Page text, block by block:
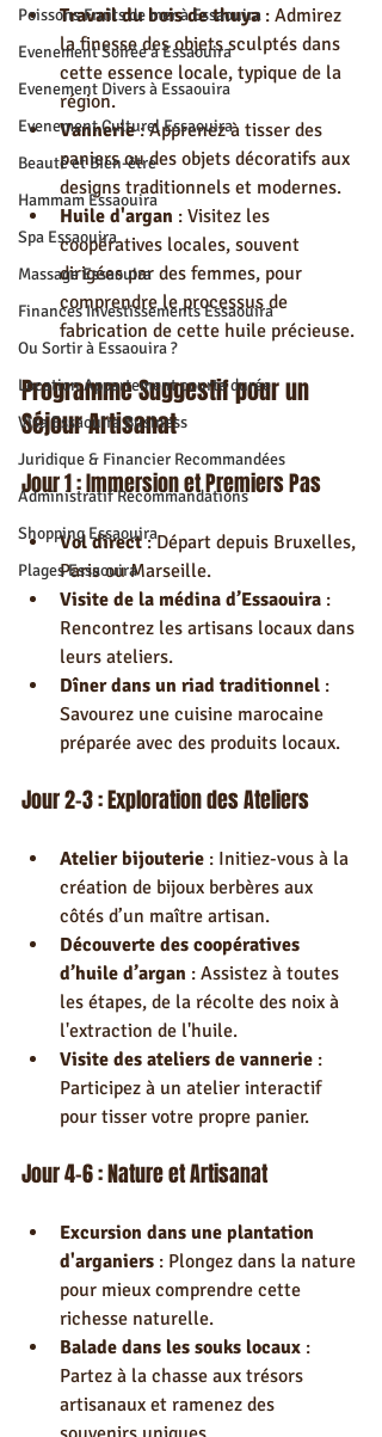
Poissons Fruits de mer à Essaouira
Evenement Soirée à Essaouira
Evenement Divers à Essaouira
Evenement Culturel Essaouira
Beauté et Bien-être
Hammam Essaouira
Spa Essaouira
Massage Essaouira
Finances Investissements Essaouira
Ou Sortir à Essaouira ?
Location Appartement courte durée
Visa Essaouira Business
Juridique & Financier Recommandées
Administratif Recommandations
Shopping Essaouira
Plages Essaouira
Travail du bois de thuya : Admirez
la finesse des objets sculptés dans
cette essence locale, typique de la
région.
Vannerie : Apprenez à tisser des
paniers ou des objets décoratifs aux
designs traditionnels et modernes.
Huile d'argan : Visitez les
coopératives locales, souvent
dirigées par des femmes, pour
comprendre le processus de
fabrication de cette huile précieuse.
Programme Suggestif pour un
Séjour Artisanat
Jour 1 : Immersion et Premiers Pas
Vol direct : Départ depuis Bruxelles,
Paris ou Marseille.
Visite de la médina d’Essaouira :
Rencontrez les artisans locaux dans
leurs ateliers.
Dîner dans un riad traditionnel :
Savourez une cuisine marocaine
préparée avec des produits locaux.
Jour 2-3 : Exploration des Ateliers
Atelier bijouterie : Initiez-vous à la
création de bijoux berbères aux
côtés d’un maître artisan.
Découverte des coopératives
d’huile d’argan : Assistez à toutes
les étapes, de la récolte des noix à
l'extraction de l'huile.
Visite des ateliers de vannerie :
Participez à un atelier interactif
pour tisser votre propre panier.
Jour 4-6 : Nature et Artisanat
Excursion dans une plantation
d'arganiers : Plongez dans la nature
pour mieux comprendre cette
richesse naturelle.
Balade dans les souks locaux :
Partez à la chasse aux trésors
artisanaux et ramenez des